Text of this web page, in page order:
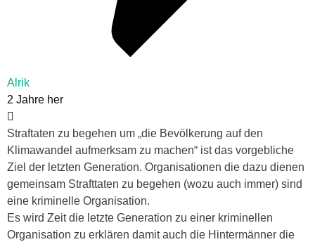
Alrik
2 Jahre her
Straftaten zu begehen um „die Bevölkerung auf den
Klimawandel aufmerksam zu machen“ ist das vorgebliche
Ziel der letzten Generation. Organisationen die dazu dienen
gemeinsam Strafttaten zu begehen (wozu auch immer) sind
eine kriminelle Organisation.
Es wird Zeit die letzte Generation zu einer kriminellen
Organisation zu erklären damit auch die Hintermänner die